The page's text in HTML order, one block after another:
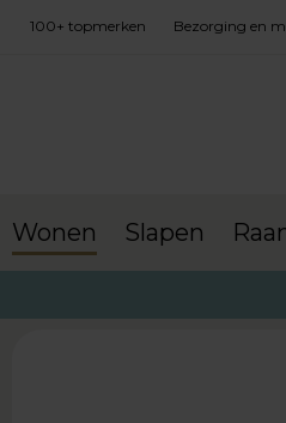
100+ topmerken Bezorging en
Wonen Slapen
terug naar Wonen